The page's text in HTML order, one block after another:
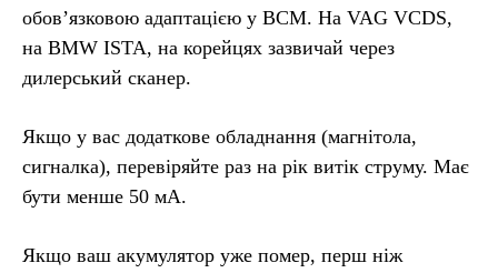
обов’язковою адаптацією у BCM. На VAG VCDS,
на BMW ISTA, на корейцях зазвичай через
дилерський сканер.
Якщо у вас додаткове обладнання (магнітола,
сигналка), перевіряйте раз на рік витік струму. Має
бути менше 50 мА.
Якщо ваш акумулятор уже помер, перш ніж